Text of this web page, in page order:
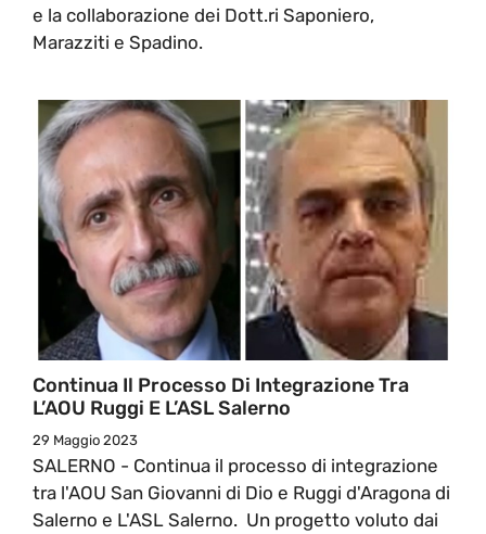
e la collaborazione dei Dott.ri Saponiero,
Marazziti e Spadino.
Continua Il Processo Di Integrazione Tra
L’AOU Ruggi E L’ASL Salerno
29 Maggio 2023
SALERNO - Continua il processo di integrazione
tra l'AOU San Giovanni di Dio e Ruggi d'Aragona di
Salerno e L'ASL Salerno. Un progetto voluto dai